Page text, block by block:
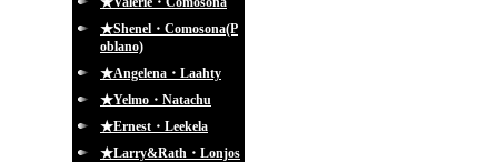
★Shenel・Comosona(P
oblano)
★Angelena・Laahty
★Yelmo・Natachu
★Ernest・Leekela
★Larry&Rath・Lonjos